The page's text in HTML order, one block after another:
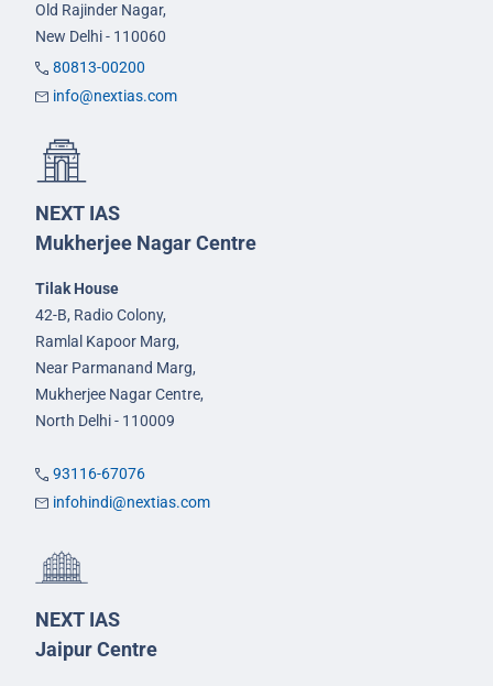
Old Rajinder Nagar,
New Delhi - 110060
80813-00200
info@nextias.com
NEXT IAS
Mukherjee Nagar Centre
Tilak House
42-B, Radio Colony,
Ramlal Kapoor Marg,
Near Parmanand Marg,
Mukherjee Nagar Centre,
North Delhi - 110009
93116-67076
infohindi@nextias.com
NEXT IAS
Jaipur Centre